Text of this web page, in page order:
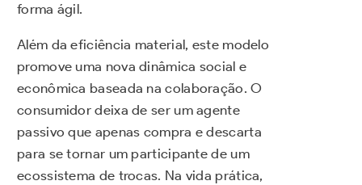
forma ágil.
Além da eficiência material, este modelo
promove uma nova dinâmica social e
econômica baseada na colaboração. O
consumidor deixa de ser um agente
passivo que apenas compra e descarta
para se tornar um participante de um
ecossistema de trocas. Na vida prática,